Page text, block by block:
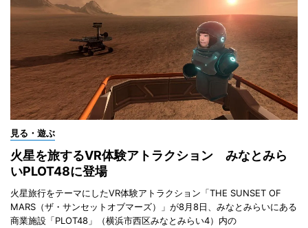
見る・遊ぶ
火星を旅するVR体験アトラクション みなとみら
いPLOT48に登場
火星旅行をテーマにしたVR体験アトラクション「THE SUNSET OF
MARS（ザ・サンセットオブマーズ）」が8月8日、みなとみらいにある
商業施設「PLOT48」（横浜市西区みなとみらい4）内の